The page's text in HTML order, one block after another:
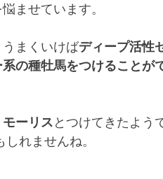
ませています。
まくいけばディープ活性
の種牡馬をつけることが
モーリスとつけてきたよう
れませんね。